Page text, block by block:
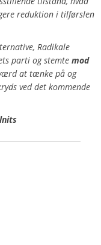
reduktion i tilførslen
Radikale
parti og stemte mod
at tænke på og
ved det kommende